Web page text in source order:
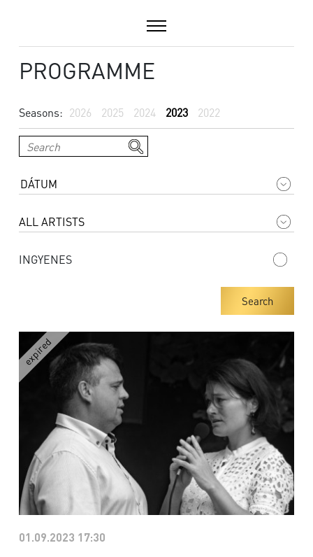
PROGRAMME
Seasons: 2026 2025 2024 2023 2022
INGYENES
Search
01.09.2023 17:30